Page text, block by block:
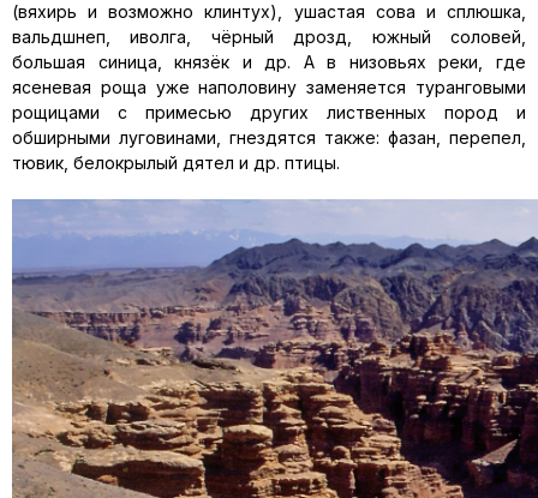
(вяхирь и возможно клинтух), ушастая сова и сплюшка,
вальдшнеп, иволга, чёрный дрозд, южный соловей,
большая синица, князёк и др. А в низовьях реки, где
ясеневая роща уже наполовину заменяется туранговыми
рощицами с примесью других лиственных пород и
обширными луговинами, гнездятся также: фазан, перепел,
тювик, белокрылый дятел и др. птицы.